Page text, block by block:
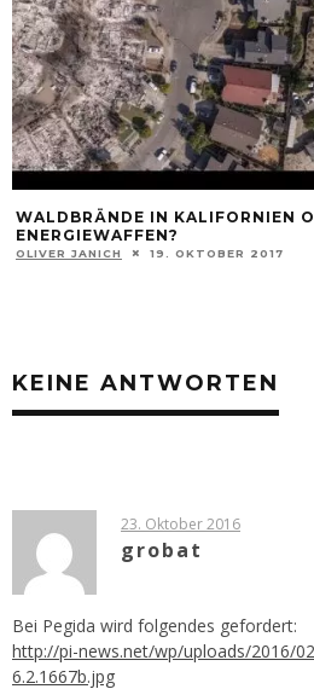
ODER
OKTOBER 2017
IE ARD?
KEINE ANTWORTEN
23. Oktober 2016
grobat
Bei Pegida wird folgendes gefordert:
http://pi-news.net/wp/uploads/2016/
6.2.1667b.jpg